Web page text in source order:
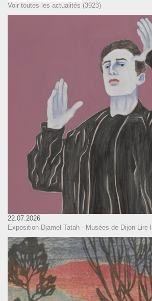
Voir toutes les actualités (3923)
22.07.2026
Exposition Djamel Tatah - Musées de Dijon Lire